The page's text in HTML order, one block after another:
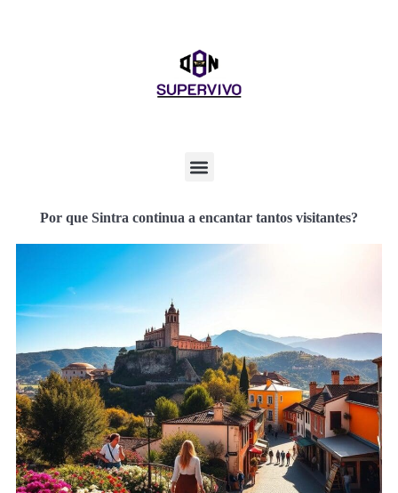
Por que Sintra continua a encantar tantos visitantes?